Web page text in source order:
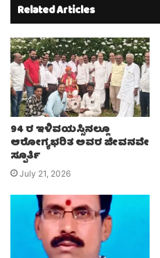
Related Articles
94 ರ ಇಳಿವಯಸ್ಸಿನಲ್ಲೂ
ಆರೋಗ್ಯಭರಿತ ಅವರ ಜೀವನವೇ
ಸ್ಪೂರ್ತಿ
July 21, 2026